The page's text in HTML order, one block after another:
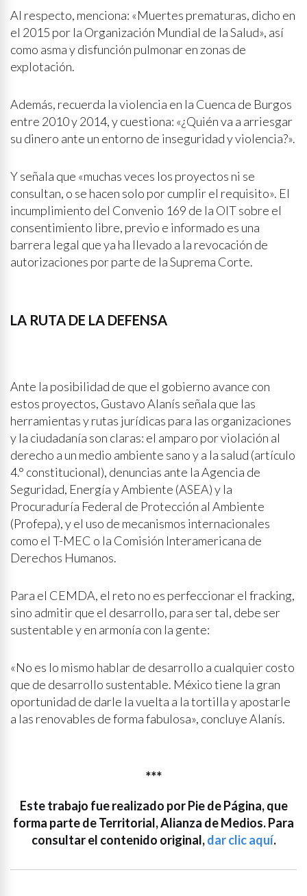
Al respecto, menciona: «Muertes prematuras, dicho en
el 2015 por la Organización Mundial de la Salud», así
como asma y disfunción pulmonar en zonas de
explotación.
Además, recuerda la violencia en la Cuenca de Burgos
entre 2010 y 2014, y cuestiona: «¿Quién va a arriesgar
su dinero ante un entorno de inseguridad y violencia?».
Y señala que «muchas veces los proyectos ni se
consultan, o se hacen solo por cumplir el requisito». El
incumplimiento del Convenio 169 de la OIT sobre el
consentimiento libre, previo e informado es una
barrera legal que ya ha llevado a la revocación de
autorizaciones por parte de la Suprema Corte.
LA RUTA DE LA DEFENSA
Ante la posibilidad de que el gobierno avance con
estos proyectos, Gustavo Alanís señala que las
herramientas y rutas jurídicas para las organizaciones
y la ciudadanía son claras: el amparo por violación al
derecho a un medio ambiente sano y a la salud (artículo
4.° constitucional), denuncias ante la Agencia de
Seguridad, Energía y Ambiente (ASEA) y la
Procuraduría Federal de Protección al Ambiente
(Profepa), y el uso de mecanismos internacionales
como el T-MEC o la Comisión Interamericana de
Derechos Humanos.
Para el CEMDA, el reto no es perfeccionar el fracking,
sino admitir que el desarrollo, para ser tal, debe ser
sustentable y en armonía con la gente:
«No es lo mismo hablar de desarrollo a cualquier costo
que de desarrollo sustentable. México tiene la gran
oportunidad de darle la vuelta a la tortilla y apostarle
a las renovables de forma fabulosa», concluye Alanís.
***
Este trabajo fue realizado por Pie de Página, que
forma parte de Territorial, Alianza de Medios. Para
consultar el contenido original,dar clic aquí.